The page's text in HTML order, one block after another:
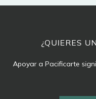
¿QUIERES
Apoyar a Pacificarte